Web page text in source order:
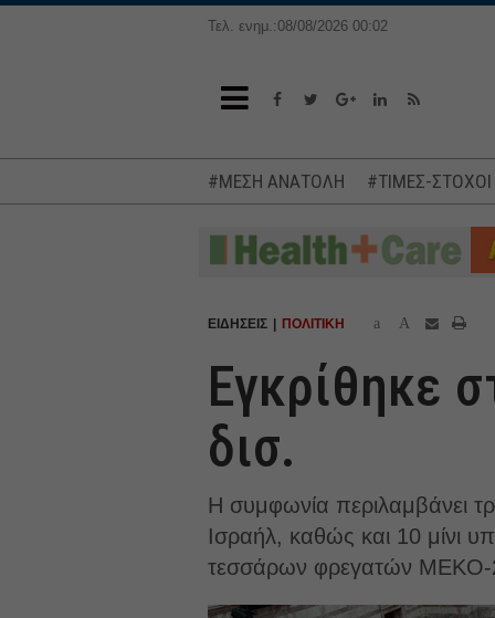
Τελ. ενημ.:08/08/2026 00:02
#ΜΕΣΗ ΑΝΑΤΟΛΗ #ΤΙΜΕΣ-
ΕΙΔΗΣΕΙΣ ΠΟΛΙΤΙΚΗ a A
Εγκρίθηκε
δισ.
Η συμφωνία περιλαμβάνει
Ισραήλ, καθώς και 10 μίνι
τεσσάρων φρεγατών MEKO-